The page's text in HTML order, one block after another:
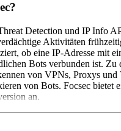
Detection und IP Info
Aktivitäten
ob eine IP-Adresse mit
Bots verbunden ist. Zu
von VPNs, Proxys
von Bots. Focsec bietet
an.